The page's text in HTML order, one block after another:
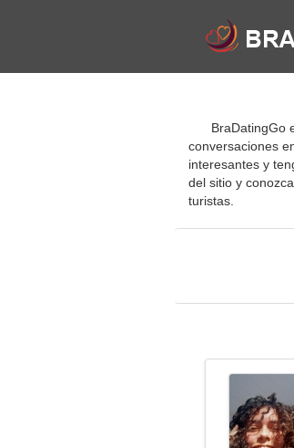
BraDatingGo
conversaciones
interesantes y
del sitio y
turistas.